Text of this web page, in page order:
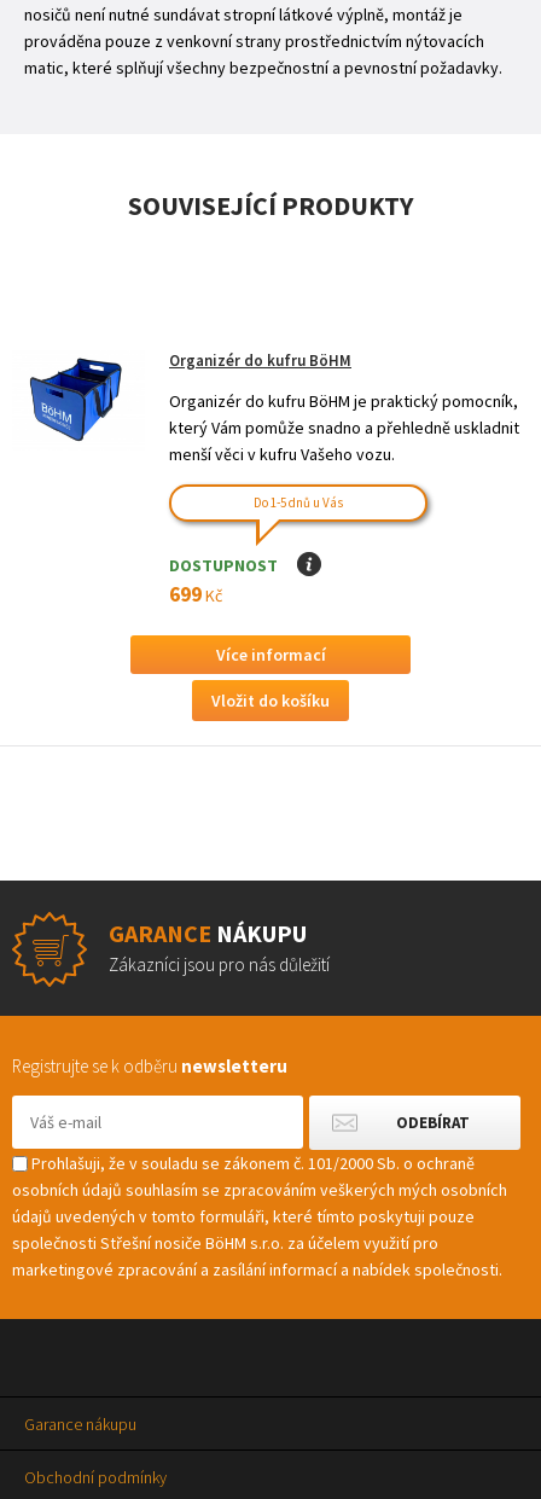
nosičů není nutné sundávat stropní látkové výplně, montáž je
prováděna pouze z venkovní strany prostřednictvím nýtovacích
matic, které splňují všechny bezpečnostní a pevnostní požadavky.
SOUVISEJÍCÍ PRODUKTY
Organizér do kufru BöHM
Organizér do kufru BöHM je praktický pomocník,
který Vám pomůže snadno a přehledně uskladnit
menší věci v kufru Vašeho vozu.
Do 1-5 dnů u Vás
DOSTUPNOST I
699Kč
Více informací
GARANCE NÁKUPU
Zákazníci jsou pro nás důležití
Registrujte se k odběru newsletteru
Prohlašuji, že v souladu se zákonem č. 101/2000 Sb. o ochraně
osobních údajů souhlasím se zpracováním veškerých mých osobních
údajů uvedených v tomto formuláři, které tímto poskytuji pouze
společnosti Střešní nosiče BöHM s.r.o. za účelem využití pro
marketingové zpracování a zasílání informací a nabídek společnosti.
Garance nákupu
Obchodní podmínky